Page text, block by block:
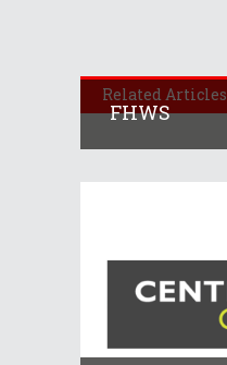
Related Articles
FHWS